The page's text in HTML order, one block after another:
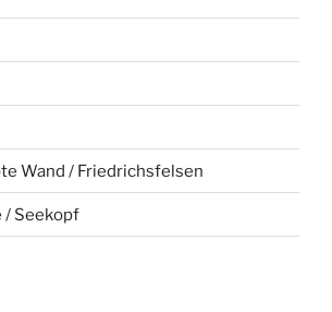
Wand / Friedrichsfelsen
/ Seekopf